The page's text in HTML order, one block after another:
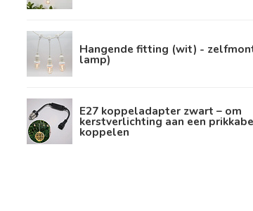
Hangende fitting (wit) -
lamp)
E27 koppeladapter zwart – om
kerstverlichting aan een
koppelen